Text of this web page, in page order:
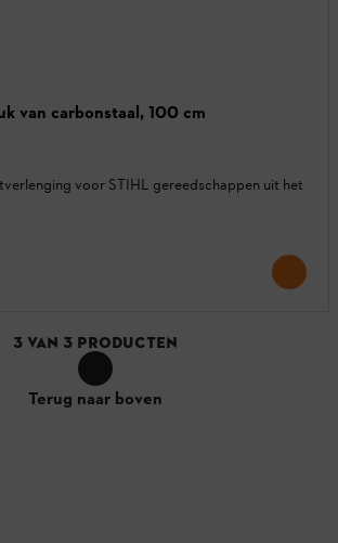
van carbonstaal, 100 cm
voor STIHL gereedschappen uit het
3 VAN 3 PRODUCTEN
Terug naar boven